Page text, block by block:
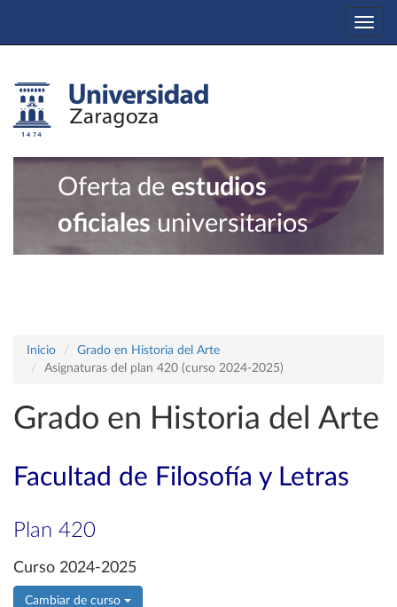
Oferta de estudios
oficiales universitarios
Inicio
Grado en Historia del Arte
Asignaturas del plan 420 (curso 2024-2025)
Grado en Historia del Arte
Facultad de Filosofía y Letras
Plan 420
Curso 2024-2025
Cambiar de curso